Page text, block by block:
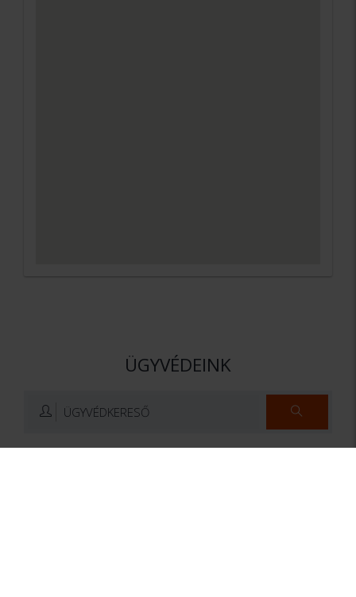
ÜGYVÉDEINK
ÜGYVÉDKERESŐ